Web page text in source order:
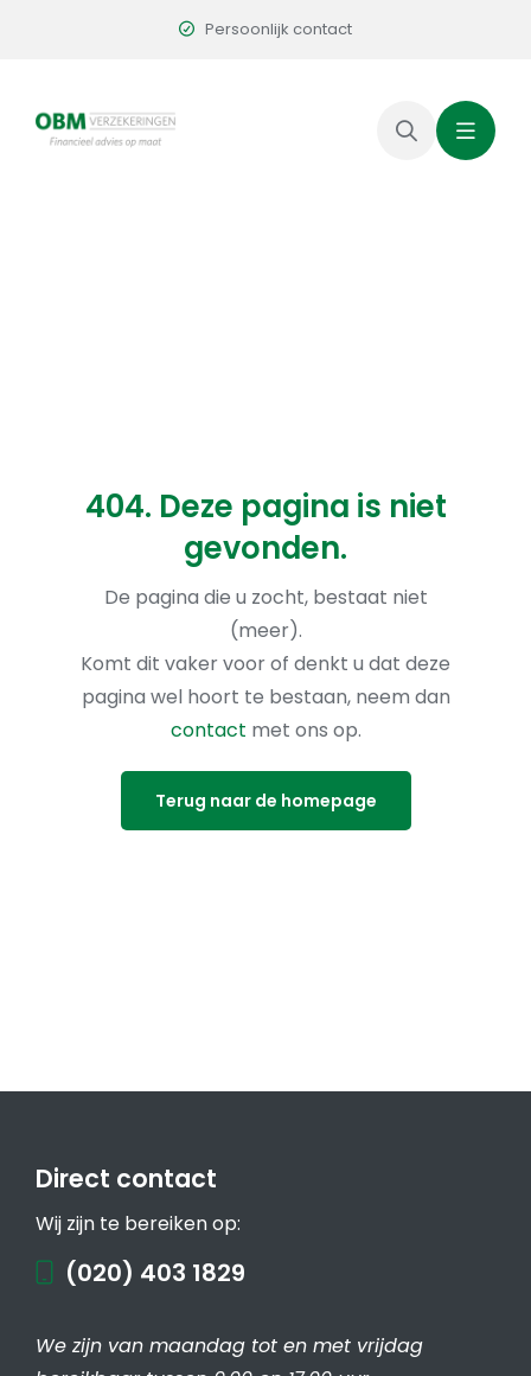
Persoonlijk contact
404. Deze pagina is niet
gevonden.
De pagina die u zocht, bestaat niet
(meer).
Komt dit vaker voor of denkt u dat deze
pagina wel hoort te bestaan, neem dan
contact met ons op.
Terug naar de homepage
Direct contact
Wij zijn te bereiken op:
(020) 403 1829
We zijn van maandag tot en met vrijdag